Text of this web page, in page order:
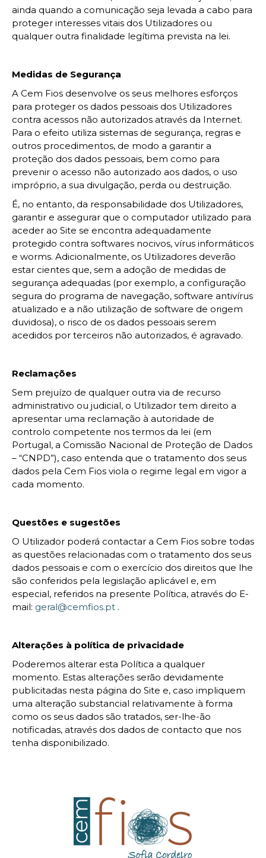
ainda quando a comunicação seja levada a cabo para
proteger interesses vitais dos Utilizadores ou
qualquer outra finalidade legítima prevista na lei.
Medidas de Segurança
A Cem Fios desenvolve os seus melhores esforços
para proteger os dados pessoais dos Utilizadores
contra acessos não autorizados através da Internet.
Para o efeito utiliza sistemas de segurança, regras e
outros procedimentos, de modo a garantir a
proteção dos dados pessoais, bem como para
prevenir o acesso não autorizado aos dados, o uso
impróprio, a sua divulgação, perda ou destruição.
É, no entanto, da responsabilidade dos Utilizadores,
garantir e assegurar que o computador utilizado para
aceder ao Site se encontra adequadamente
protegido contra softwares nocivos, vírus informáticos
e worms. Adicionalmente, os Utilizadores deverão
estar cientes que, sem a adoção de medidas de
segurança adequadas (por exemplo, a configuração
segura do programa de navegação, software antivírus
atualizado e a não utilização de software de origem
duvidosa), o risco de os dados pessoais serem
acedidos por terceiros não autorizados, é agravado.
Reclamações
Sem prejuízo de qualquer outra via de recurso
administrativo ou judicial, o Utilizador tem direito a
apresentar uma reclamação à autoridade de
controlo competente nos termos da lei (em
Portugal, a Comissão Nacional de Proteção de Dados
– “CNPD”), caso entenda que o tratamento dos seus
dados pela Cem Fios viola o regime legal em vigor a
cada momento.
Questões e sugestões
O Utilizador poderá contactar a Cem Fios sobre todas
as questões relacionadas com o tratamento dos seus
dados pessoais e com o exercício dos direitos que lhe
são conferidos pela legislação aplicável e, em
especial, referidos na presente Política, através do E-
mail: geral@cemfios.pt .
Alterações à política de privacidade
Poderemos alterar esta Política a qualquer
momento. Estas alterações serão devidamente
publicitadas nesta página do Site e, caso impliquem
uma alteração substancial relativamente à forma
como os seus dados são tratados, ser-lhe-ão
notificadas, através dos dados de contacto que nos
tenha disponibilizado.